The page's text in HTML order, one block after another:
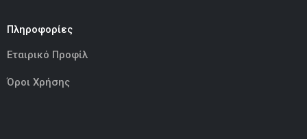
Πληροφορίες
Εταιρικό Προφίλ
Όροι Χρήσης